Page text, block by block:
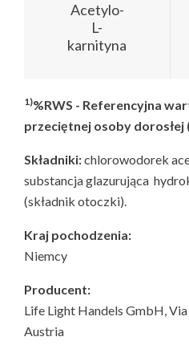
Acetylo-
L-
karnityna
1)%RWS - Referencyjna
przeciętnej osoby dorosłej
Składniki:chlorowodorek
substancja glazurująca
(składnik otoczki).
Kraj pochodzenia:
Niemcy
Producent:
Life Light Handels GmbH,
Austria